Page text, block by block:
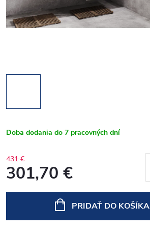
Doba dodania do 7 pracovných dní
431 €
301,70 €
PRIDAŤ DO KOŠÍKA